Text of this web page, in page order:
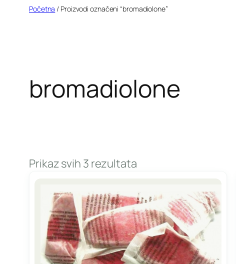
Početna / Proizvodi označeni “bromadiolone”
bromadiolone
Prikaz svih 3 rezultata